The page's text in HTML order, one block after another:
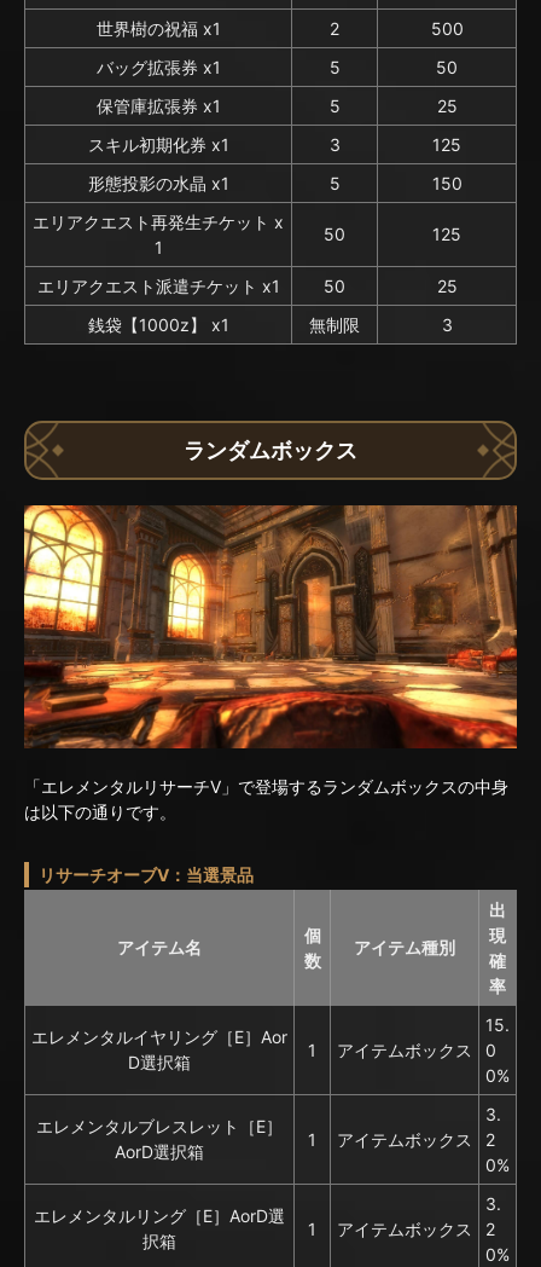
世界樹の祝福 x1
2
500
バッグ拡張券 x1
5
50
保管庫拡張券 x1
5
25
スキル初期化券 x1
3
125
形態投影の水晶 x1
5
150
エリアクエスト再発生チケット x
1
50 125
エリアクエスト派遣チケット x1 50
25
銭袋【1000z】 x1
無制限 3
ランダムボックス
「エレメンタルリサーチV」で登場するランダムボックスの中身
は以下の通りです。
リサーチオーブV：当選景品
アイテム名
個
数
アイテム種別
出
現
確
率
エレメンタルイヤリング［E］Aor
D選択箱
1 アイテムボックス
15.
0
0%
エレメンタルブレスレット［E］
AorD選択箱
1 アイテムボックス
3.
2
0%
エレメンタルリング［E］AorD選
択箱
1 アイテムボックス
3.
2
0%